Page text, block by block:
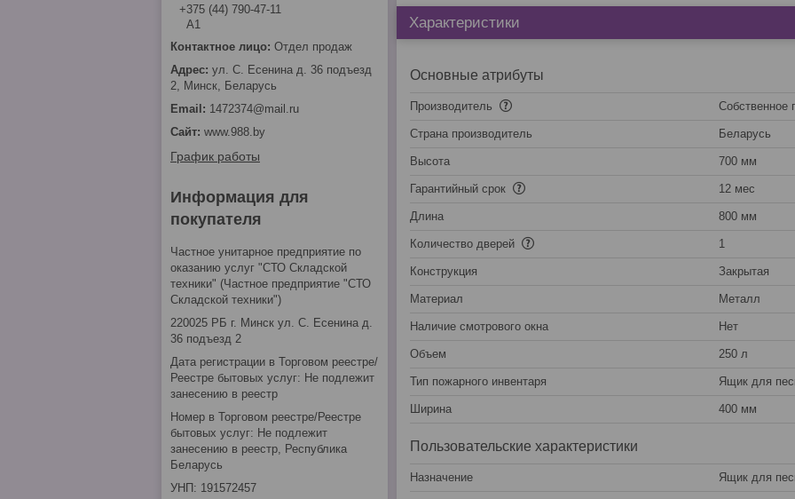
Характеристики
Основные атрибуты
Производитель Собственное
Страна производитель Беларусь
Высота 700 мм
Гарантийный срок 12 мес
Длина 800 мм
Количество дверей 1
Конструкция Закрытая
Материал Металл
Наличие смотрового окна Нет
Объем 250 л
Тип пожарного инвентаря Ящик для
Ширина 400 мм
Пользовательские характеристики
Назначение Ящик для
+375 (44) 790-47-11
А1
Отдел продаж
ул. С. Есенина д. 36 подъезд
2, Минск, Беларусь
1472374@mail.ru
www.988.by
График работы
Информация для
покупателя
Частное унитарное предприятие по
оказанию услуг "СТО Складской
техники" (Частное предприятие "СТО
Складской техники")
220025 РБ г. Минск ул. С. Есенина д.
36 подъезд 2
Дата регистрации в Торговом реестре/
Реестре бытовых услуг: Не подлежит
занесению в реестр
Номер в Торговом реестре/Реестре
бытовых услуг: Не подлежит
занесению в реестр, Республика
Беларусь
УНП: 191572457